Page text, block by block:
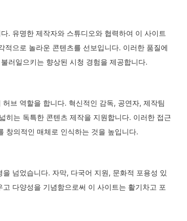
. 유명한 제작자와 스튜디오와 협력하여 이 사이트
으로 놀라운 콘텐츠를 선보입니다. 이러한 품질에
러일으키는 향상된 시청 경험을 제공합니다.
브 역할을 합니다. 혁신적인 감독, 공연자, 제작팀
히는 독특한 콘텐츠 제작을 지원합니다. 이러한 접근
창의적인 매체로 인식하는 것을 높입니다.
넘었습니다. 자막, 다국어 지원, 문화적 포용성 있
다양성을 기념함으로써 이 사이트는 활기차고 포